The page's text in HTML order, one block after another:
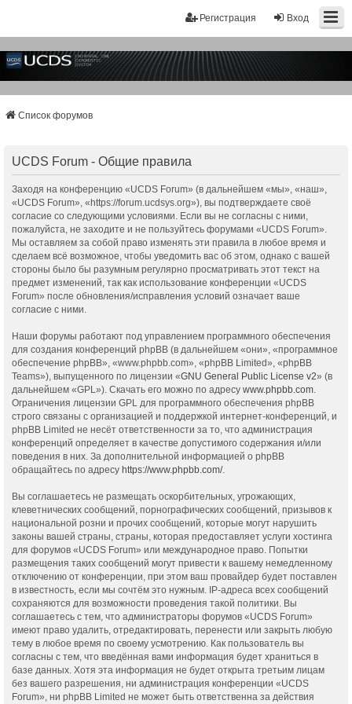
Вход
Регистрация
Список форумов
UCDS Forum - Общие правила
Заходя на конференцию «UCDS Forum» (в дальнейшем «мы», «наш»,
«UCDS Forum», «https://forum.ucdsys.org»), вы подтверждаете своё
согласие со следующими условиями. Если вы не согласны с ними,
пожалуйста, не заходите и не пользуйтесь форумами «UCDS Forum».
Мы оставляем за собой право изменять эти правила в любое время и
сделаем всё возможное, чтобы уведомить вас об этом, однако с вашей
стороны было бы разумным регулярно просматривать этот текст на
предмет изменений, так как использование конференции «UCDS
Forum» после обновления/исправления условий означает ваше
согласие с ними.
Наши форумы работают под управлением программного обеспечения
для создания конференций phpBB (в дальнейшем «они», «программное
обеспечение phpBB», «www.phpbb.com», «phpBB Limited», «phpBB
Teams»), выпущенного по лицензии «GNU General Public License v2» (в
дальнейшем «GPL»). Скачать его можно по адресу www.phpbb.com.
Ограничения лицензии GPL для программного обеспечения phpBB
строго связаны с организацией и поддержкой интернет-конференций, и
phpBB Limited не несёт ответственности за то, что администрация
конференций определяет в качестве допустимого содержания и/или
поведения в них. За дополнительной информацией о phpBB
обращайтесь по адресу https://www.phpbb.com/.
Вы соглашаетесь не размещать оскорбительных, угрожающих,
клеветнических сообщений, порнографических сообщений, призывов к
национальной розни и прочих сообщений, которые могут нарушить
законы вашей страны, страны, которая предоставляет услуги хостинга
для форумов «UCDS Forum» или международное право. Попытки
размещения таких сообщений могут привести к вашему немедленному
отключению от конференции, при этом ваш провайдер будет поставлен
в известность, если мы сочтём это нужным. IP-адреса всех сообщений
сохраняются для возможности проведения такой политики. Вы
соглашаетесь с тем, что администраторы форумов «UCDS Forum»
имеют право удалить, отредактировать, перенести или закрыть любую
тему в любое время по своему усмотрению. Как пользователь вы
согласны с тем, что введённая вами информация будет храниться в
базе данных. Хотя эта информация не будет открыта третьим лицам
без вашего разрешения, ни администрация конференции «UCDS
Forum», ни phpBB Limited не может быть ответственна за действия